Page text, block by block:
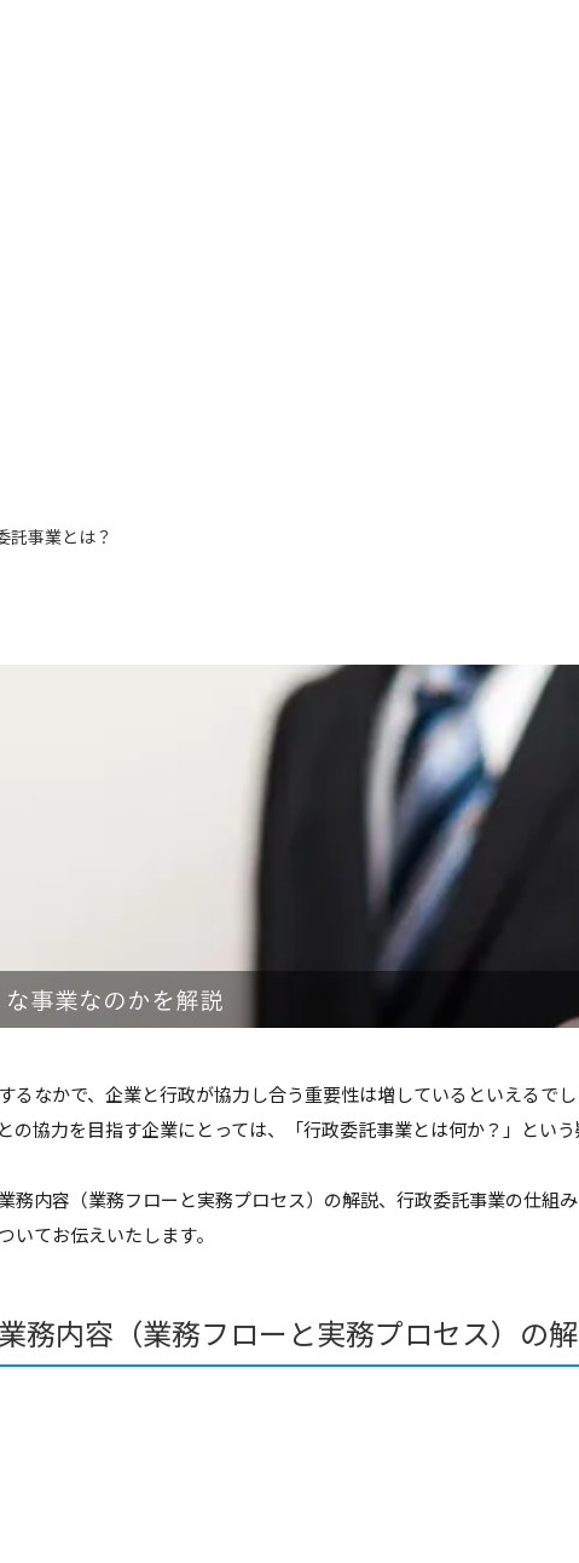
託事業とは？
事業なのかを解説
るなかで、企業と行政が協力し合う重要性は増しているといえるで
の協力を目指す企業にとっては、「行政委託事業とは何か？」という
務内容（業務フローと実務プロセス）の解説、行政委託事業の仕組
てお伝えいたします。
務内容（業務フローと実務プロセス）の